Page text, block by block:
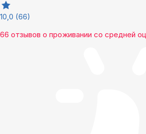
10,0 (66)
66 отзывов о проживании со средней